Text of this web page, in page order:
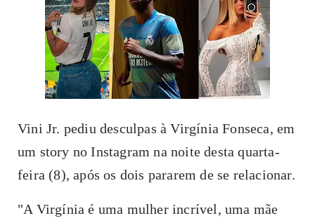
Vini Jr. pediu desculpas à Virgínia Fonseca, em
um story no Instagram na noite desta quarta-
feira (8), após os dois pararem de se relacionar.
"A Virgínia é uma mulher incrível, uma mãe